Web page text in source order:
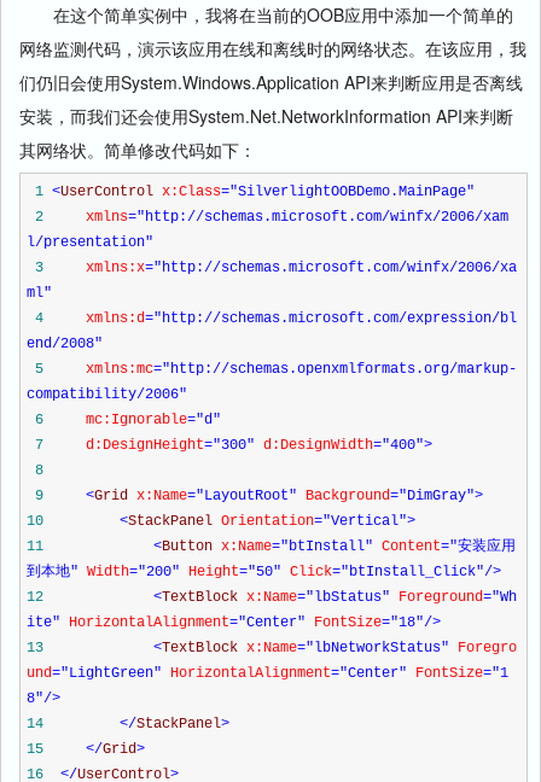
在这个简单实例中，我将在当前的OOB应用中添加一个简单的
网络监测代码，演示该应用在线和离线时的网络状态。在该应用，我
们仍旧会使用System.Windows.Application API来判断应用是否离线
安装，而我们还会使用System.Net.NetworkInformation API来判断
其网络状。简单修改代码如下：
1 <UserControl x:Class="SilverlightOOBDemo.MainPage"
2
xmlns="http://schemas.microsoft.com/winfx/2006/xam
l/presentation"
3
xmlns:x="http://schemas.microsoft.com/winfx/2006/xa
ml"
4
xmlns:d="http://schemas.microsoft.com/expression/bl
end/2008"
5
xmlns:mc="http://schemas.openxmlformats.org/markup-
compatibility/2006"
6
mc:Ignorable="d"
7
d:DesignHeight="300" d:DesignWidth="400">
8
9
<Grid x:Name="LayoutRoot" Background="DimGray">
10
<StackPanel Orientation="Vertical">
11
<Button x:Name="btInstall" Content="安装应用
到本地" Width="200" Height="50" Click="btInstall_Click"/>
12
<TextBlock x:Name="lbStatus" Foreground="Wh
ite" HorizontalAlignment="Center" FontSize="18"/>
13
<TextBlock x:Name="lbNetworkStatus" Foregro
und="LightGreen" HorizontalAlignment="Center" FontSize="1
8"/>
14
</StackPanel>
15
</Grid>
16
</UserControl>